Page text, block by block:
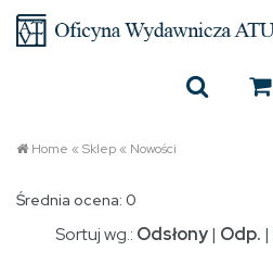
Home «Sklep« Nowości
Średnia ocena: 0
Sortuj wg.: Odsłony| Odp. |